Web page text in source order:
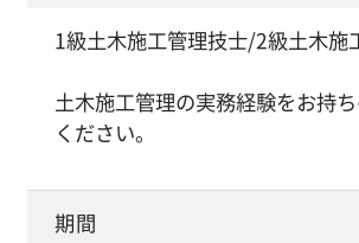
1級土木施工管理技士/2級土木施
土木施工管理の実務経験をお持
ください。
期間